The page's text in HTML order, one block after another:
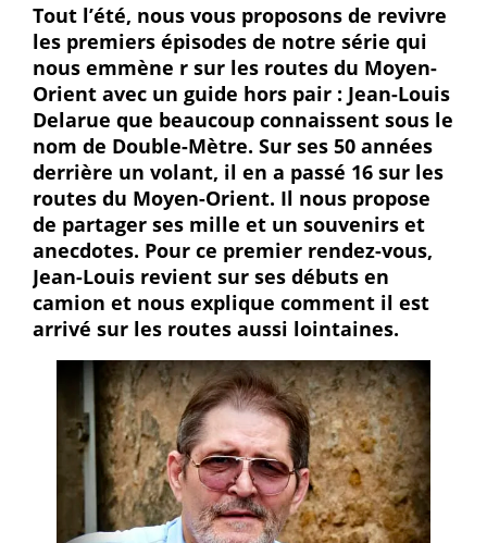
Tout l’été, nous vous proposons de revivre
les premiers épisodes de notre série qui
nous emmène r sur les routes du Moyen-
Orient avec un guide hors pair : Jean-Louis
Delarue que beaucoup connaissent sous le
nom de Double-Mètre. Sur ses 50 années
derrière un volant, il en a passé 16 sur les
routes du Moyen-Orient. Il nous propose
de partager ses mille et un souvenirs et
anecdotes. Pour ce premier rendez-vous,
Jean-Louis revient sur ses débuts en
camion et nous explique comment il est
arrivé sur les routes aussi lointaines.